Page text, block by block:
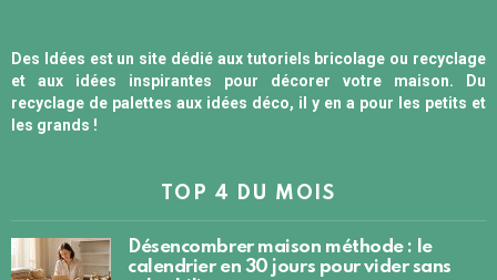
Des Idées est un site dédié aux tutoriels bricolage ou recyclage
et aux idées inspirantes pour décorer votre maison. Du
recyclage de palettes aux idées déco, il y en a pour les petits et
les grands !
TOP 4 DU MOIS
Désencombrer maison méthode : le
calendrier en 30 jours pour vider sans